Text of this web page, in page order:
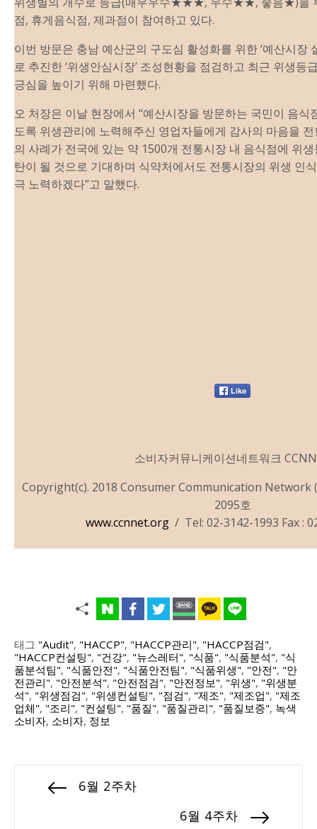
점, 휴게음식점, 제과점이 참여하고 있다.
이번 방문은 충남 예산군의 구도심 활성화를 위한 ‘예산시장
로 추진한 ‘위생안심시장’ 조성현황을 점검하고 최근 위생등
긍심을 높이기 위해 마련했다.
오 처장은 이날 현장에서 “예산시장을 방문하는 국민이 음식
도록 위생관리에 노력해주신 영업자들에게 감사의 마음을
의 사례가 전국에 있는 약 1500개 전통시장 내 음식점에 위
탄이 될 것으로 기대하며 식약처에서도 전통시장의 위생 인
극 노력하겠다”고 말했다.
소비자커뮤니케이션네트워크
Copyright(c). 2018 Consumer Communication Network
2095호
www.ccnnet.org / Tel: 02-3142-1993 Fax :
태그 "Audit", "HACCP", "HACCP관리", "HACCP점검",
"HACCP컨설팅", "건강", "뉴스레터", "식품", "식품분석", "식
품분석팀", "식품안전", "식품안전팀", "식품위생", "안전", "안
전관리", "안전분석", "안전점검", "안전정보", "위생", "위생분
석", "위생점검", "위생컨설팅", "점검", "제조", "제조업", "제조
업체", "조리", "컨설팅", "품질", "품질관리", "품질보증", 녹색
소비자, 소비자, 정보
6월 2주차
6월 4주차